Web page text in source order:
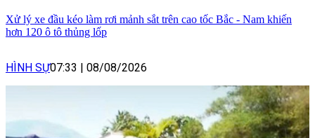
Xử lý xe đầu kéo làm rơi mảnh sắt trên cao tốc Bắc - Nam khiến
hơn 120 ô tô thủng lốp
HÌNH SỰ07:33 | 08/08/2026